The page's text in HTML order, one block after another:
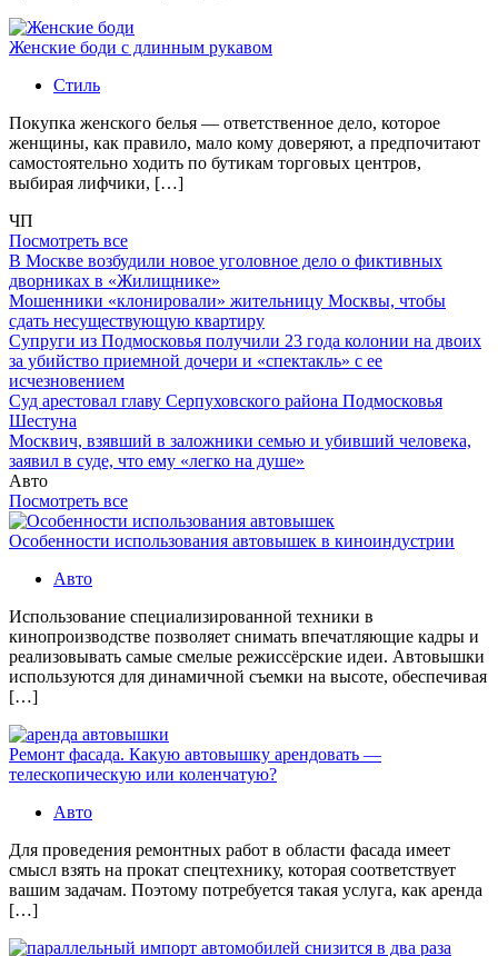
Женские боди с длинным рукавом
Стиль
Покупка женского белья — ответственное дело, которое
женщины, как правило, мало кому доверяют, а предпочитают
самостоятельно ходить по бутикам торговых центров,
выбирая лифчики, […]
ЧП
Посмотреть все
В Москве возбудили новое уголовное дело о фиктивных
дворниках в «Жилищнике»
Мошенники «клонировали» жительницу Москвы, чтобы
сдать несуществующую квартиру
Супруги из Подмосковья получили 23 года колонии на двоих
за убийство приемной дочери и «спектакль» с ее
исчезновением
Суд арестовал главу Серпуховского района Подмосковья
Шестуна
Москвич, взявший в заложники семью и убивший человека,
заявил в суде, что ему «легко на душе»
Авто
Посмотреть все
Особенности использования автовышек в киноиндустрии
Авто
Использование специализированной техники в
кинопроизводстве позволяет снимать впечатляющие кадры и
реализовывать самые смелые режиссёрские идеи. Автовышки
используются для динамичной съемки на высоте, обеспечивая
[…]
Ремонт фасада. Какую автовышку арендовать —
телескопическую или коленчатую?
Авто
Для проведения ремонтных работ в области фасада имеет
смысл взять на прокат спецтехнику, которая соответствует
вашим задачам. Поэтому потребуется такая услуга, как аренда
[…]